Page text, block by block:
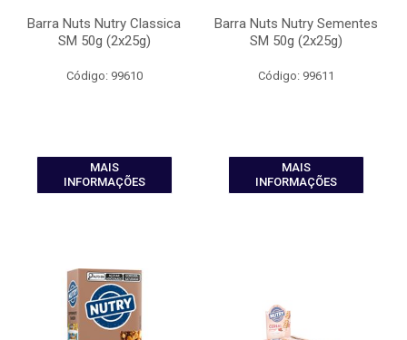
Barra Nuts Nutry Classica
SM 50g (2x25g)
Código: 99610
MAIS
INFORMAÇÕES
Barra Nuts Nutry Sementes
SM 50g (2x25g)
Código: 99611
MAIS
INFORMAÇÕES